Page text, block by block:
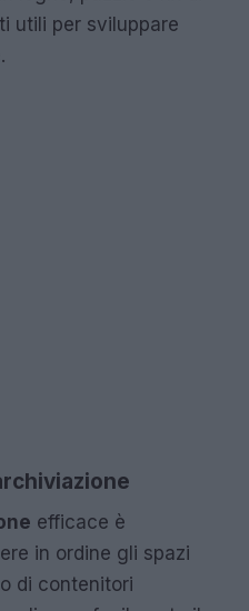
utili per sviluppare
efficace è
in ordine gli spazi
di contenitori